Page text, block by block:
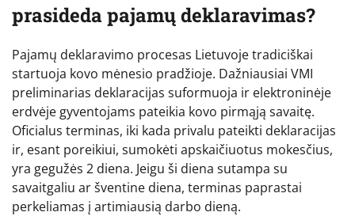
prasideda pajamų deklaravimas?
Pajamų deklaravimo procesas Lietuvoje tradiciškai
startuoja kovo mėnesio pradžioje. Dažniausiai VMI
preliminarias deklaracijas suformuoja ir elektroninėje
erdvėje gyventojams pateikia kovo pirmąją savaitę.
Oficialus terminas, iki kada privalu pateikti deklaracijas
ir, esant poreikiui, sumokėti apskaičiuotus mokesčius,
yra gegužės 2 diena. Jeigu ši diena sutampa su
savaitgaliu ar šventine diena, terminas paprastai
perkeliamas į artimiausią darbo dieną.